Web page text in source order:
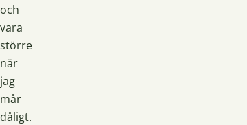
och
vara
större
när
jag
mår
dåligt.